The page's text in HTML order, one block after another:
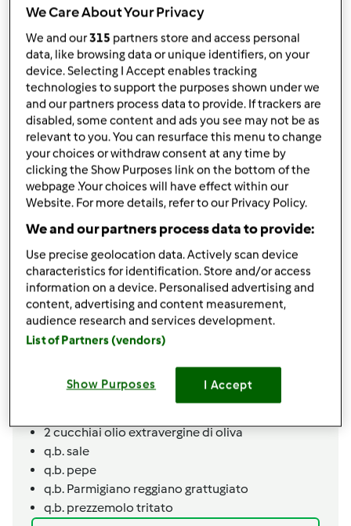
daRobia68
Aggiungi alle mie raccolte
condividi la ricetta
Crea variante
Ingredienti
Risotto alla pancetta, ricotta e zafferano
150grammi riso
1/2cipolla
100grammipancetta a cubetti
150grammiricotta fresca
bicchiere
ml acqua
2cucchiaiolio extravergine di oliva
q.b.sale
q.b. pepe
q.b. Parmigiano reggiano grattugiato
q.b. prezzemolo tritato
We Care About Your Privacy
We and our315 partners store and access personal
data, like browsing data or unique identifiers, on your
device. Selecting I Accept enables tracking
technologies to support the purposes shown under we
and our partners process data to provide. If trackers are
disabled, some content and ads you see may not be as
relevant to you. You can resurface this menu to change
your choices or withdraw consent at any time by
clicking the Show Purposes link on the bottom of the
webpage .Your choices will have effect within our
Website. For more details, refer to our Privacy Policy.
We and our partners process data to provide:
Use precise geolocation data. Actively scan device
characteristics for identification. Store and/or access
information on a device. Personalised advertising and
content, advertising and content measurement,
audience research and services development.
List of Partners (vendors)
Show Purposes I Accept